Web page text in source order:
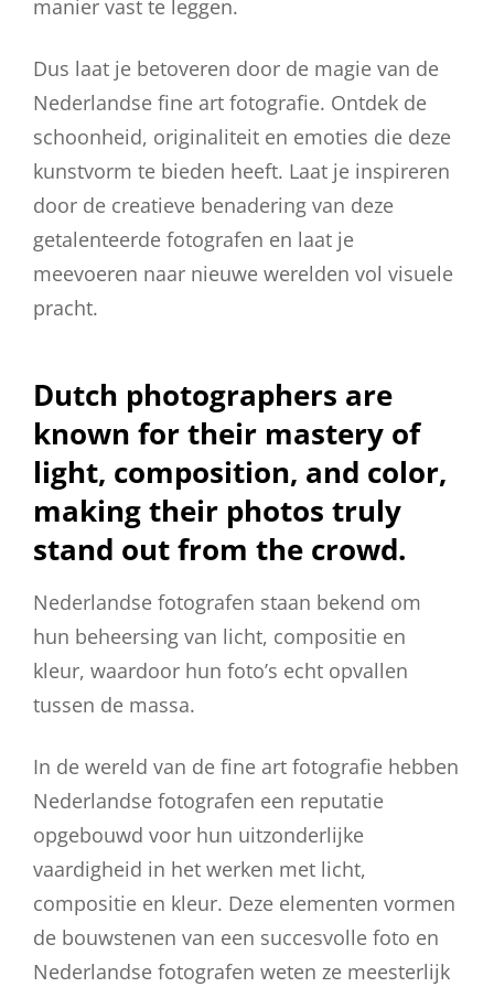
manier vast te leggen.
Dus laat je betoveren door de magie van de
Nederlandse fine art fotografie. Ontdek de
schoonheid, originaliteit en emoties die deze
kunstvorm te bieden heeft. Laat je inspireren
door de creatieve benadering van deze
getalenteerde fotografen en laat je
meevoeren naar nieuwe werelden vol visuele
pracht.
Dutch photographers are
known for their mastery of
light, composition, and color,
making their photos truly
stand out from the crowd.
Nederlandse fotografen staan bekend om
hun beheersing van licht, compositie en
kleur, waardoor hun foto’s echt opvallen
tussen de massa.
In de wereld van de fine art fotografie hebben
Nederlandse fotografen een reputatie
opgebouwd voor hun uitzonderlijke
vaardigheid in het werken met licht,
compositie en kleur. Deze elementen vormen
de bouwstenen van een succesvolle foto en
Nederlandse fotografen weten ze meesterlijk